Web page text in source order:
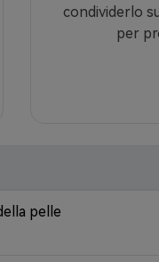
condividerlo
per
pelle